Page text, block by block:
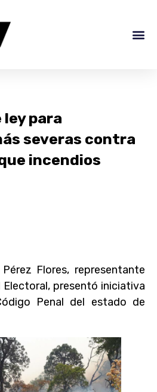
para
severas contra
incendios
Flores, representante
presentó iniciativa
Penal del estado de